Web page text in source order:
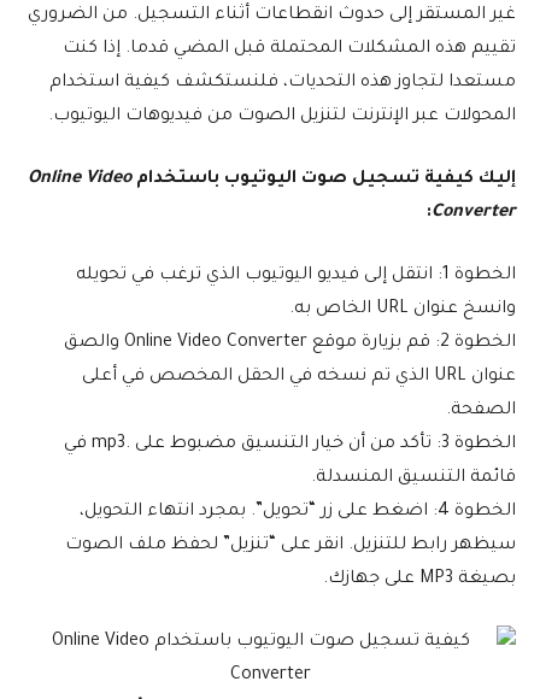
غير المستقر إلى حدوث انقطاعات أثناء التسجيل. من الضروري
تقييم هذه المشكلات المحتملة قبل المضي قدما. إذا كنت
مستعدا لتجاوز هذه التحديات، فلنستكشف كيفية استخدام
المحولات عبر الإنترنت لتنزيل الصوت من فيديوهات اليوتيوب.
إليك كيفية تسجيل صوت اليوتيوب باستخدامOnline Video
Converter
:
الخطوة 1: انتقل إلى فيديو اليوتيوب الذي ترغب في تحويله
وانسخ عنوان URL الخاص به.
الخطوة 2: قم بزيارة موقع Online Video Converter والصق
عنوان URL الذي تم نسخه في الحقل المخصص في أعلى
الصفحة.
الخطوة 3: تأكد من أن خيار التنسيق مضبوط على .mp3 في
قائمة التنسيق المنسدلة.
الخطوة 4: اضغط على زر “تحويل”. بمجرد انتهاء التحويل،
سيظهر رابط للتنزيل. انقر على “تنزيل” لحفظ ملف الصوت
بصيغة MP3 على جهازك.